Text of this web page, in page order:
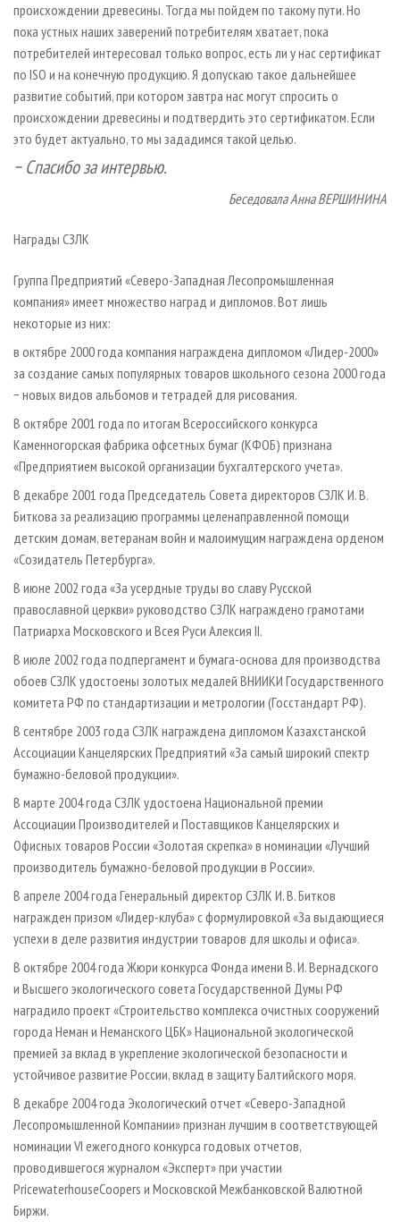
происхождении древесины. Тогда мы пойдем по такому пути. Но
пока устных наших заверений потребителям хватает, пока
потребителей интересовал только вопрос, есть ли у нас сертификат
по ISO и на конечную продукцию. Я допускаю такое дальнейшее
развитие событий, при котором завтра нас могут спросить о
происхождении древесины и подтвердить это сертификатом. Если
это будет актуально, то мы зададимся такой целью.
− Спасибо за интервью.
Беседовала Анна ВЕРШИНИНА
Награды СЗЛК
Группа Предприятий «Северо-Западная Лесопромышленная
компания» имеет множество наград и дипломов. Вот лишь
некоторые из них:
в октябре 2000 года компания награждена дипломом «Лидер-2000»
за создание самых популярных товаров школьного сезона 2000 года
− новых видов альбомов и тетрадей для рисования.
В октябре 2001 года по итогам Всероссийского конкурса
Каменногорская фабрика офсетных бумаг (КФОБ) признана
«Предприятием высокой организации бухгалтерского учета».
В декабре 2001 года Председатель Совета директоров СЗЛК И. В.
Биткова за реализацию программы целенаправленной помощи
детским домам, ветеранам войн и малоимущим награждена орденом
«Созидатель Петербурга».
В июне 2002 года «За усердные труды во славу Русской
православной церкви» руководство СЗЛК награждено грамотами
Патриарха Московского и Всея Руси Алексия II.
В июле 2002 года подпергамент и бумага-основа для производства
обоев СЗЛК удостоены золотых медалей ВНИИКИ Государственного
комитета РФ по стандартизации и метрологии (Госстандарт РФ).
В сентябре 2003 года СЗЛК награждена дипломом Казахстанской
Ассоциации Канцелярских Предприятий «За самый широкий спектр
бумажно-беловой продукции».
В марте 2004 года СЗЛК удостоена Национальной премии
Ассоциации Производителей и Поставщиков Канцелярских и
Офисных товаров России «Золотая скрепка» в номинации «Лучший
производитель бумажно-беловой продукции в России».
В апреле 2004 года Генеральный директор СЗЛК И. В. Битков
награжден призом «Лидер-клуба» с формулировкой «За выдающиеся
успехи в деле развития индустрии товаров для школы и офиса».
В октябре 2004 года Жюри конкурса Фонда имени В. И. Вернадского
и Высшего экологического совета Государственной Думы РФ
наградило проект «Строительство комплекса очистных сооружений
города Неман и Неманского ЦБК» Национальной экологической
премией за вклад в укрепление экологической безопасности и
устойчивое развитие России, вклад в защиту Балтийского моря.
В декабре 2004 года Экологический отчет «Северо-Западной
Лесопромышленной Компании» признан лучшим в соответствующей
номинации VI ежегодного конкурса годовых отчетов,
проводившегося журналом «Эксперт» при участии
PricewaterhouseCoopers и Московской Межбанковской Валютной
Биржи.